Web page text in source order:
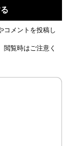
コメントを投稿し
閲覧時はご注意く